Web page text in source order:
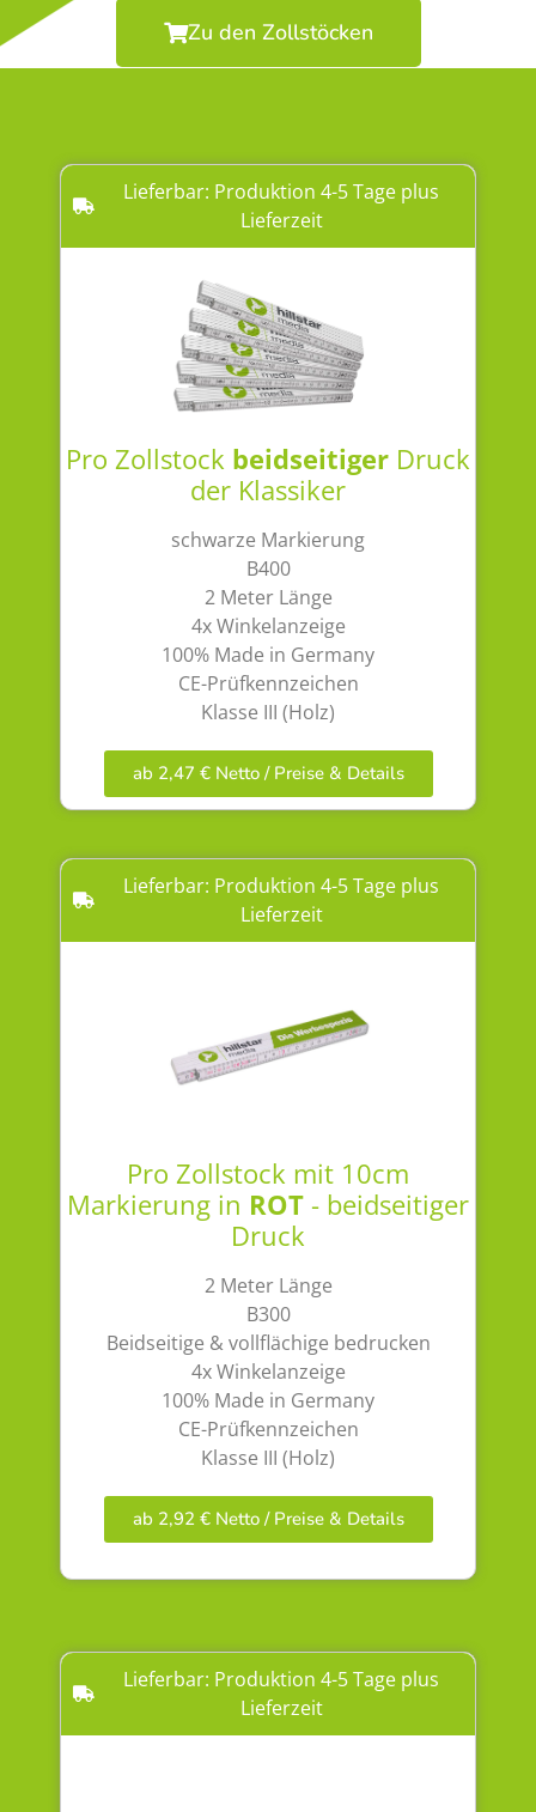
Zu den Zollstöcken
Lieferbar: Produktion 4-5 Tage plus
Lieferzeit
Pro Zollstock beidseitiger Druck
der Klassiker
schwarze Markierung
B400
2 Meter Länge
4x Winkelanzeige
100% Made in Germany
CE-Prüfkennzeichen
Klasse III (Holz)
ab 2,47 € Netto / Preise & Details
Lieferbar: Produktion 4-5 Tage plus
Lieferzeit
Pro Zollstock mit 10cm
Markierung in ROT- beidseitiger
Druck
2 Meter Länge
B300
Beidseitige & vollflächige bedrucken
4x Winkelanzeige
100% Made in Germany
CE-Prüfkennzeichen
Klasse III (Holz)
ab 2,92 € Netto / Preise & Details
Lieferbar: Produktion 4-5 Tage plus
Lieferzeit